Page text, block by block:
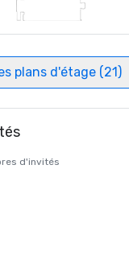
plans d'étage (21)
d'invités